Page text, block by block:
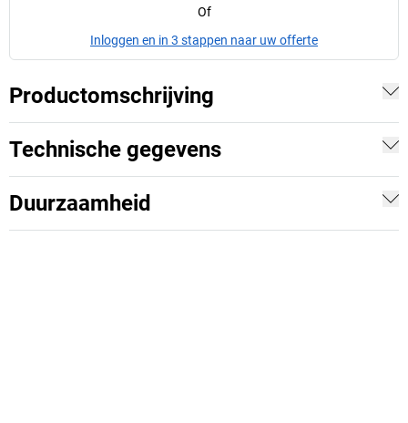
Of
Inloggen en in 3 stappen naar uw offerte
Productomschrijving
Technische gegevens
Duurzaamheid